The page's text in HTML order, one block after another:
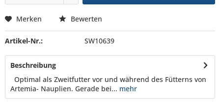
Merken Bewerten
Artikel-Nr.: SW10639
Beschreibung
Optimal als Zweitfutter vor und während des Fütterns von
Artemia- Nauplien. Gerade bei... mehr